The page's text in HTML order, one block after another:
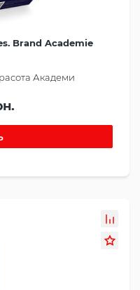
Brand Academie
Академи